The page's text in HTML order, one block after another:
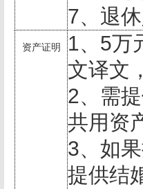
7、退
资产证明 1、 5万
文译文
2、需
共用资
3、如
提供结